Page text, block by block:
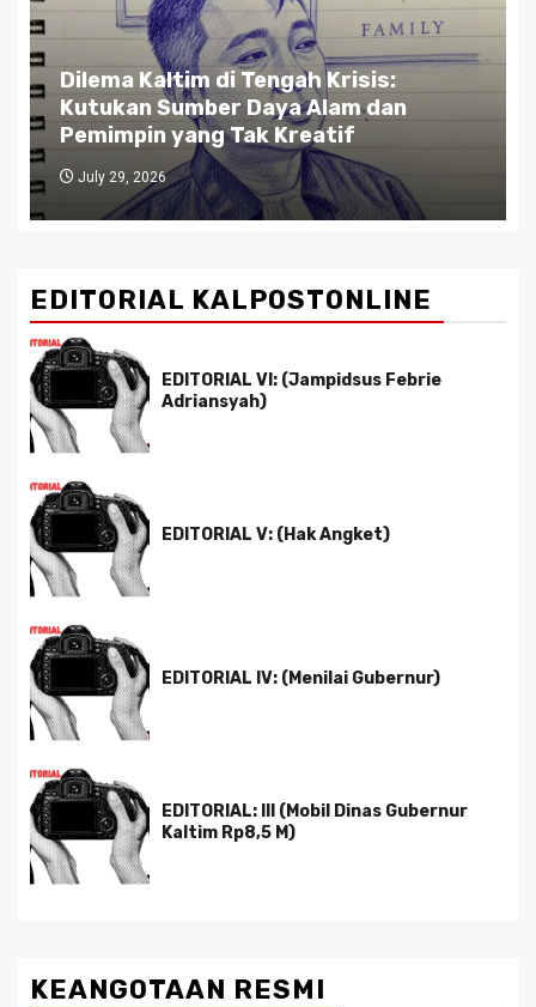
Dilema Kaltim di Tengah Krisis:
Kutukan Sumber Daya Alam dan
Pemimpin yang Tak Kreatif
July 29, 2026
EDITORIAL KALPOSTONLINE
EDITORIAL VI: (Jampidsus Febrie
Adriansyah)
EDITORIAL V: (Hak Angket)
EDITORIAL IV: (Menilai Gubernur)
EDITORIAL: III (Mobil Dinas Gubernur
Kaltim Rp8,5 M)
KEANGOTAAN RESMI